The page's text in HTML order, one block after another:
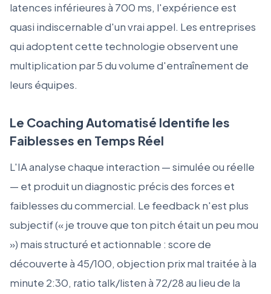
latences inférieures à 700 ms, l'expérience est
quasi indiscernable d'un vrai appel. Les entreprises
qui adoptent cette technologie observent une
multiplication par 5 du volume d'entraînement de
leurs équipes.
Le Coaching Automatisé Identifie les
Faiblesses en Temps Réel
L'IA analyse chaque interaction — simulée ou réelle
— et produit un diagnostic précis des forces et
faiblesses du commercial. Le feedback n'est plus
subjectif (« je trouve que ton pitch était un peu mou
») mais structuré et actionnable : score de
découverte à 45/100, objection prix mal traitée à la
minute 2:30, ratio talk/listen à 72/28 au lieu de la